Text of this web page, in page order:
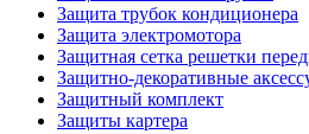
Защита трубок кондиционера
Защита электромотора
Защитная сетка решетки
Защитно-декоративные
Защитный комплект
Защиты картера